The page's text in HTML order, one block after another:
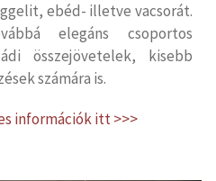
ebéd- illetve vacsorát.
elegáns csoportos
összejövetelek, kisebb
számára is.
információk itt >>>